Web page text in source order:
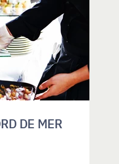
DE MER